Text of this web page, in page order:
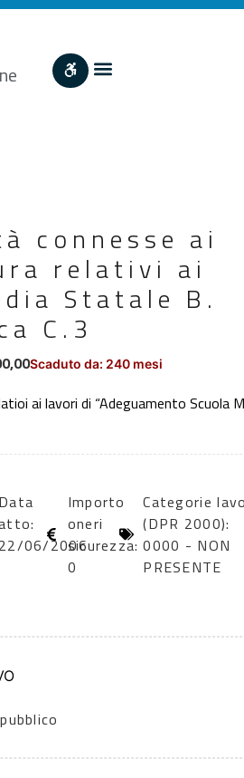
connesse ai
relativi ai
Statale B.
C.3
Scaduto da: 240 mesi
ai lavori di “Adeguamento Scuola
Data
22/06/2006
Importo
oneri
sicurezza:
0
Categorie
(DPR 2000):
0000 - NON
PRESENTE